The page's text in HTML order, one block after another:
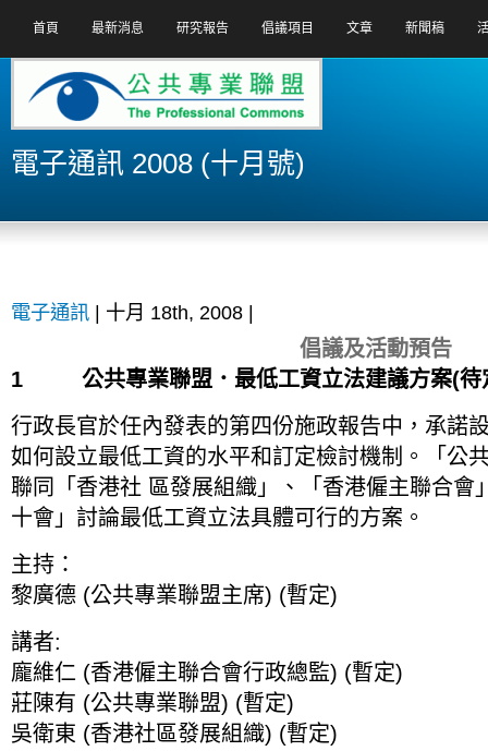
首頁 最新消息 研究報告 倡議項目 文章 新聞稿
電子通訊 2008 (十月號)
電子通訊 | 十月 18th, 2008 |
倡議及活動預告
1 公共專業聯盟．最低工資立法建議方案(待
行政長官於任內發表的第四份施政報告中，承諾
如何設立最低工資的水平和訂定檢討機制。「公
聯同「香港社 區發展組織」、「香港僱主聯合會
十會」討論最低工資立法具體可行的方案。
主持：
黎廣德 (公共專業聯盟主席) (暫定)
講者:
龐維仁 (香港僱主聯合會行政總監) (暫定)
莊陳有 (公共專業聯盟) (暫定)
吳衛東 (香港社區發展組織) (暫定)